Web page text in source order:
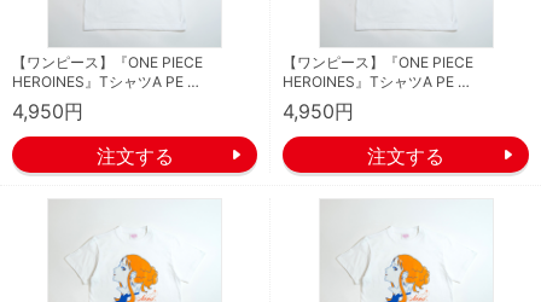
【ワンピース】『ONE PIECE
HEROINES』TシャツA PE …
4,950円
【ワンピース】『ONE PIECE
HEROINES』TシャツA PE …
4,950円